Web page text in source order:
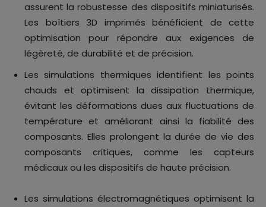
assurent la robustesse des dispositifs miniaturisés.
Les boîtiers 3D imprimés bénéficient de cette
optimisation pour répondre aux exigences de
légèreté, de durabilité et de précision.
Les simulations thermiques identifient les points
chauds et optimisent la dissipation thermique,
évitant les déformations dues aux fluctuations de
température et améliorant ainsi la fiabilité des
composants. Elles prolongent la durée de vie des
composants critiques, comme les capteurs
médicaux ou les dispositifs de haute précision.
Les simulations électromagnétiques optimisent la